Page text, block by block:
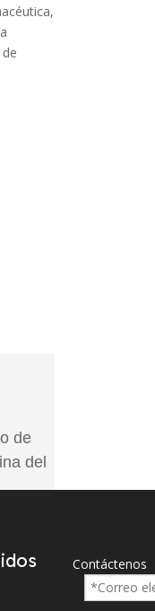
de
del
Contáctenos